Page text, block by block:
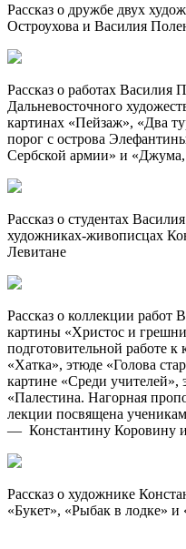
Рассказ о дружбе двух
Остроухова и Василия
Рассказ о работах Василия
Дальневосточного
картинах «Пейзаж», «Два
порог с острова
Сербской армии» и
Рассказ о студентах
художниках-живописцах
Левитане
Рассказ о коллекции работ
картины «Христос и
подготовительной работе
«Хатка», этюде «Голова
картине «Среди
«Палестина. Нагорная
лекции посвящена
— Константину Коровину
Рассказ о художнике
«Букет», «Рыбак в лодке» и